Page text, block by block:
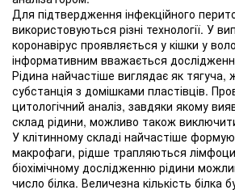
Для підтвердження інфекційного
використовуються різні технології. У
коронавірус проявляється у кішки у
інформативним вважається
Рідина найчастіше виглядає як тягуча,
субстанція з домішками пластівців.
цитологічний аналіз, завдяки якому
склад рідини, можливо також
У клітинному складі найчастіше
макрофаги, рідше трапляються
біохімічному дослідженню рідини
число білка. Величезна кількість білка